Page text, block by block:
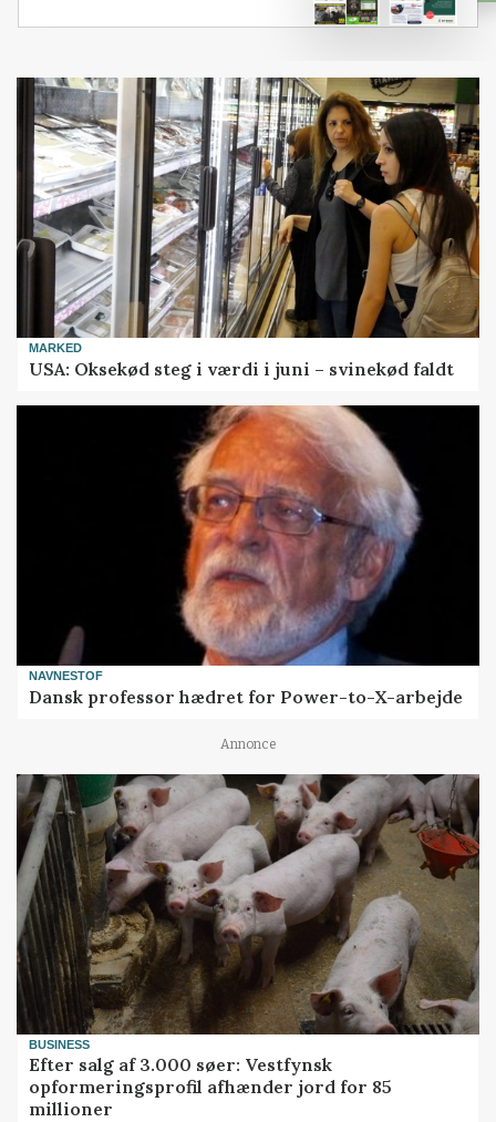
MARKED
USA: Oksekød steg i værdi i juni – svinekød faldt
NAVNESTOF
Dansk professor hædret for Power-to-X-arbejde
Annonce
BUSINESS
Efter salg af 3.000 søer: Vestfynsk
opformeringsprofil afhænder jord for 85
millioner